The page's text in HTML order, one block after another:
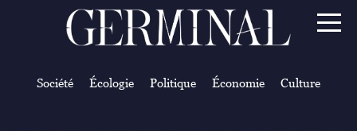
Culture
Écologie Économie
Politique
Société